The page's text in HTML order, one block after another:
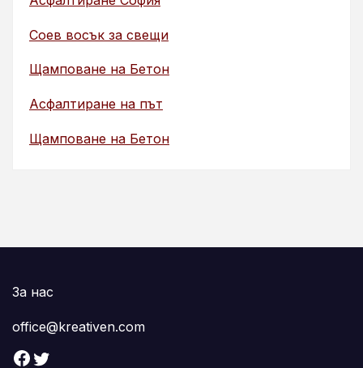
Соев восък за свещи
Щамповане на Бетон
Асфалтиране на път
Щамповане на Бетон
За нас
office@kreativen.com
Facebook Twitter